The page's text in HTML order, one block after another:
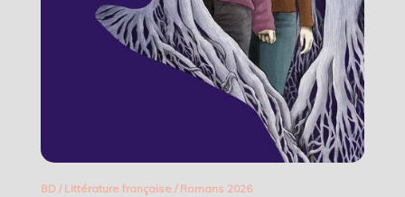
BD/ Littérature française/ Romans 2026